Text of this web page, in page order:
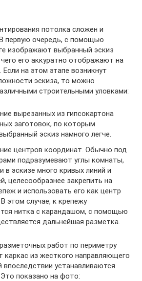
потолка сложен и
первую очередь, с помощью
изображают выбранный эскиз
его аккуратно отображают на
на этом этапе возникнут
эскиза, то можно
строительными уловками:
вырезанных из гипсокартона
заготовок, по которым
эскиз намного легче.
центров координат. Обычно под
подразумевают углы комнаты,
в эскизе много кривых линий и
целесообразнее закрепить на
и использовать его как центр
этом случае, к крепежу
нитка с карандашом, с помощью
дальнейшая разметка.
работ по периметру
каркас из жесткого направляющего
устанавливаются
Это показано на фото: